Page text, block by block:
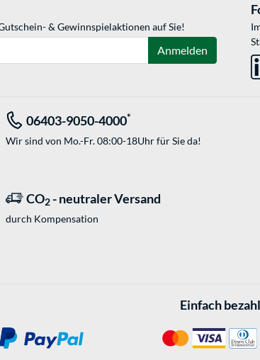
& Gewinnspielaktionen auf Sie!
Anmelden
06403-9050-4000*
Wir sind von Mo.-Fr. 08:00-18Uhr für Sie da!
CO2 - neutraler Versand
durch Kompensation
Einfach